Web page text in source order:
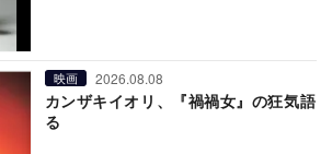
映画 2026.08.08
カンザキイオリ、『禍禍女』の狂気語
る